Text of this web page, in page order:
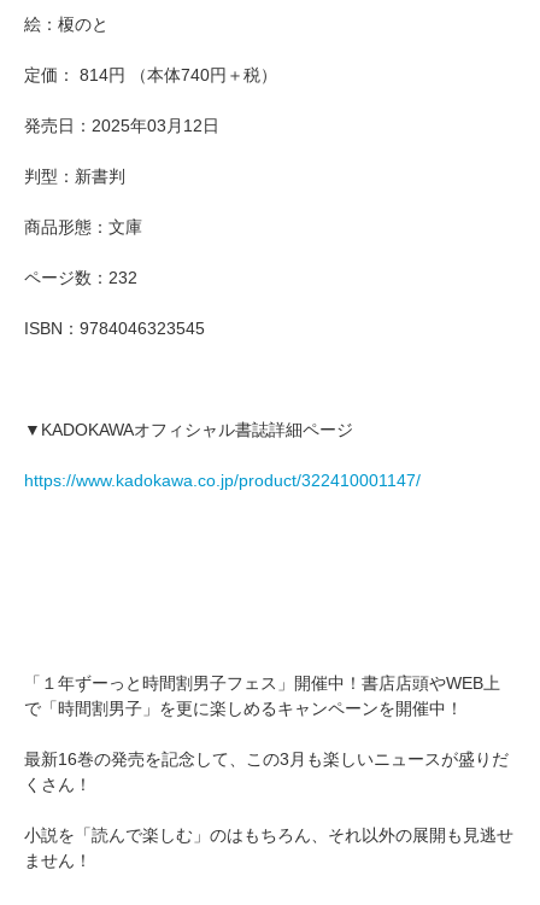
絵：榎のと
定価： 814円 （本体740円＋税）
発売日：2025年03月12日
判型：新書判
商品形態：文庫
ページ数：232
ISBN：9784046323545
▼KADOKAWAオフィシャル書誌詳細ページ
https://www.kadokawa.co.jp/product/322410001147/
「１年ずーっと時間割男子フェス」開催中！書店店頭やWEB上
で「時間割男子」を更に楽しめるキャンペーンを開催中！
最新16巻の発売を記念して、この3月も楽しいニュースが盛りだ
くさん！
小説を「読んで楽しむ」のはもちろん、それ以外の展開も見逃せ
ません！